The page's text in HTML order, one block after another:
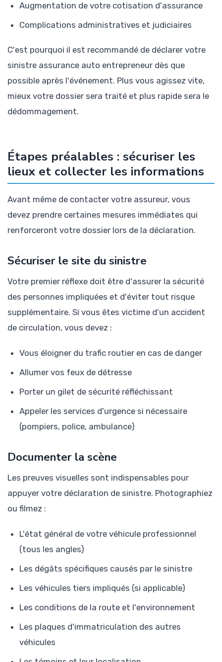
Augmentation de votre cotisation d'assurance
Complications administratives et judiciaires
C'est pourquoi il est recommandé de déclarer votre
sinistre assurance auto entrepreneur dès que
possible après l'événement. Plus vous agissez vite,
mieux votre dossier sera traité et plus rapide sera le
dédommagement.
Étapes préalables : sécuriser les
lieux et collecter les informations
Avant même de contacter votre assureur, vous
devez prendre certaines mesures immédiates qui
renforceront votre dossier lors de la déclaration.
Sécuriser le site du sinistre
Votre premier réflexe doit être d'assurer la sécurité
des personnes impliquées et d'éviter tout risque
supplémentaire. Si vous êtes victime d'un accident
de circulation, vous devez :
Vous éloigner du trafic routier en cas de danger
Allumer vos feux de détresse
Porter un gilet de sécurité réfléchissant
Appeler les services d'urgence si nécessaire
(pompiers, police, ambulance)
Documenter la scène
Les preuves visuelles sont indispensables pour
appuyer votre déclaration de sinistre. Photographiez
ou filmez :
L'état général de votre véhicule professionnel
(tous les angles)
Les dégâts spécifiques causés par le sinistre
Les véhicules tiers impliqués (si applicable)
Les conditions de la route et l'environnement
Les plaques d'immatriculation des autres
véhicules